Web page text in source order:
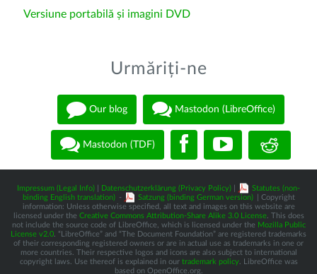
Versiune portabilă și imagini DVD
Urmăriți-ne
Our blog Mastodon (LibreOffice)
Mastodon (TDF)
Impressum (Legal Info) Datenschutzerklärung (Privacy Policy)
Statutes (non-
binding English translation) - Satzung (binding German version)
| Copyright
information: Unless otherwise specified, all text and images on this website are
licensed under the Creative Commons Attribution-Share Alike 3.0 License. This does
not include the source code of LibreOffice, which is licensed under the Mozilla Public
License v2.0 . “LibreOffice” and “The Document Foundation” are registered trademarks
of their corresponding registered owners or are in actual use as trademarks in one or
more countries. Their respective logos and icons are also subject to international
copyright laws. Use thereof is explained in our trademark policy. LibreOffice was
based on OpenOffice.org.